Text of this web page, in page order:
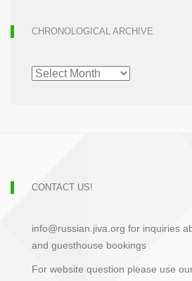
CHRONOLOGICAL ARCHIVE
CHRONOLOGICAL
ARCHIVE
CONTACT US!
info@russian.jiva.org for inquiries
and guesthouse bookings
For website question please use